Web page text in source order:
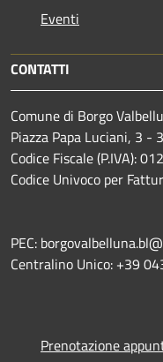
Eventi
CONTATTI
Comune di Borgo
Piazza Papa Luciani, 3 -
Codice Fiscale (P.IVA):
Codice Univoco per
PEC:
Centralino Unico: +39
Prenotazione